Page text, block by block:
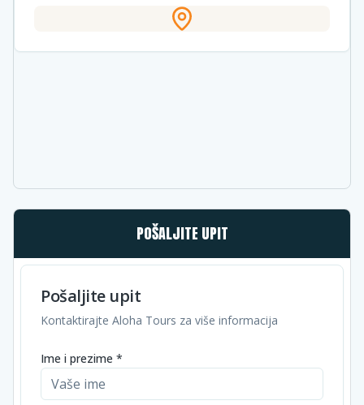
POŠALJITE UPIT
Pošaljite upit
Kontaktirajte Aloha Tours za više informacija
Ime i prezime *